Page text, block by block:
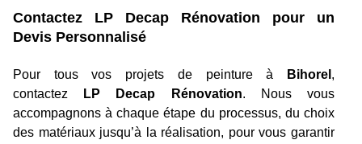
Contactez LP Decap Rénovation pour un
Devis Personnalisé
Pour tous vos projets de peinture à Bihorel ,
contactez
LP Decap Rénovation. Nous vous
accompagnons à chaque étape du processus, du choix
des matériaux jusqu’à la réalisation, pour vous garantir